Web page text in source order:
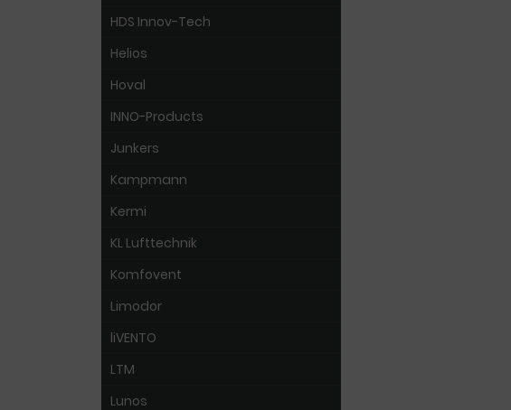
HDS Innov-Tech
Helios
Hoval
INNO-Products
Junkers
Kampmann
Kermi
KL Lufttechnik
Komfovent
Limodor
liVENTO
LTM
Lunos